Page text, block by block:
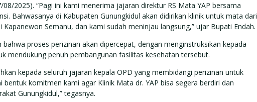
2025). “Pagi ini kami menerima jajaran direktur RS Mata YAP bersama
Bahwasanya di Kabupaten Gunungkidul akan didirikan klinik untuk mata dari
Kapanewon Semanu, dan kami sudah meninjau langsung,” ujar Bupati Endah.
proses perizinan akan dipercepat, dengan menginstruksikan kepada
mendukung penuh pembangunan fasilitas kesehatan tersebut.
kepada seluruh jajaran kepala OPD yang membidangi perizinan untuk
bentuk komitmen kami agar Klinik Mata dr. YAP bisa segera berdiri dan
Gunungkidul,” tegasnya.